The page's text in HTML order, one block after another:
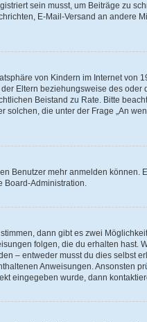
sein musst, um Beiträge zu
E-Mail-Versand an andere
von Kindern im Internet von
Eltern beziehungsweise des
Beistand zu Rate. Bitte
die unter der Frage „An
Benutzer mehr anmelden können.
Board-Administration.
dann gibt es zwei
folgen, die du erhalten hast.
– entweder musst du dies selbst
Anweisungen. Ansonsten
eingegeben wurde, dann